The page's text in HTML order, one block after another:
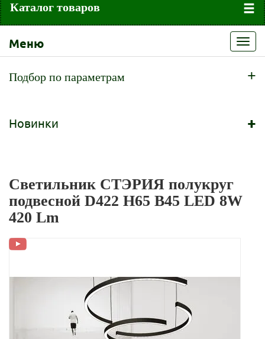
Каталог товаров
Меню
Подбор по параметрам +
Новинки +
Светильник СТЭРИЯ полукруг
подвесной D422 H65 B45 LED 8W
420 Lm